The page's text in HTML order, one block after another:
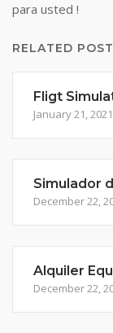
para usted !
RELATED
Fligt
January 21, 2021
Simulador
December 22,
Alquiler
December 22,